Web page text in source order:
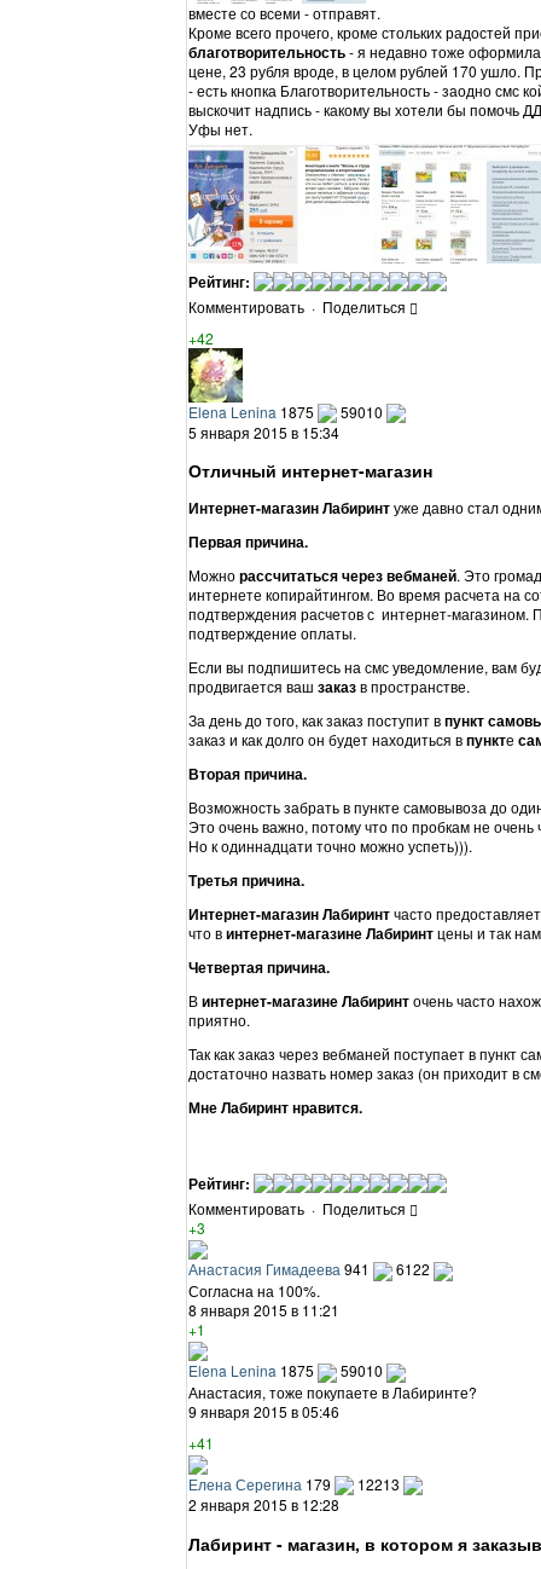
вместе со всеми - отправят.
Кроме всего прочего, кроме стольких радостей
благотворительность- я недавно тоже оформила
цене, 23 рубля вроде, в целом рублей 170 ушло.
- есть кнопка Благотворительность - заодно смс
выскочит надпись - какому вы хотели бы помочь
Уфы нет.
Рейтинг:
Комментировать · Поделиться
+42
Elena Lenina 1875
59010
5 января 2015 в 15:34
Отличный интернет-магазин
Интернет-магазин Лабиринтуже давно стал
Первая причина.
Можнорассчитаться через вебманей. Это
интернете копирайтингом. Во время расчета на
подтверждения расчетов с интернет-магазином.
подтверждение оплаты.
Если вы подпишитесь на смс уведомление, вам
продвигается ваш заказв пространстве.
За день до того, как заказ поступит впункт
заказ и как долго он будет находиться впункте
Вторая причина.
Возможность забрать в пункте самовывоза до
Это очень важно, потому что по пробкам не очень
Но к одиннадцати точно можно успеть))).
Третья причина.
Интернет-магазин Лабиринтчасто
что винтернет-магазине Лабиринтцены и так
Четвертая причина.
Винтернет-магазине Лабиринточень часто
приятно.
Так как заказ через вебманей поступает в пункт
достаточно назвать номер заказ (он приходит в
Мне Лабиринт нравится.
Рейтинг:
Комментировать · Поделиться
+3
Анастасия Гимадеева 941
6122
Согласна на 100%.
8 января 2015 в 11:21
+1
Elena Lenina 1875
59010
Анастасия, тоже покупаете в Лабиринте?
9 января 2015 в 05:46
+41
Елена Серегина 179
12213
2 января 2015 в 12:28
Лабиринт - магазин, в котором я